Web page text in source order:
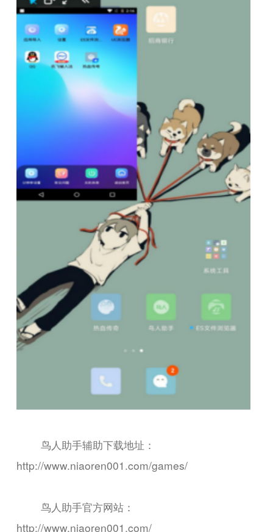
鸟人助手辅助下载地址：
http://www.niaoren001.com/games/
鸟人助手官方网站：
http://www.niaoren001.com/